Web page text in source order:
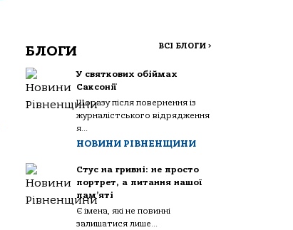
БЛОГИ ВСІ БЛОГИ >
У святкових обіймах
Саксонії
Щоразу після повернення із
журналістського відрядження
я...
НОВИНИ РІВНЕНЩИНИ
Стус на гривні: не просто
портрет, а питання нашої
пам’яті
Є імена, які не повинні
залишатися лише...